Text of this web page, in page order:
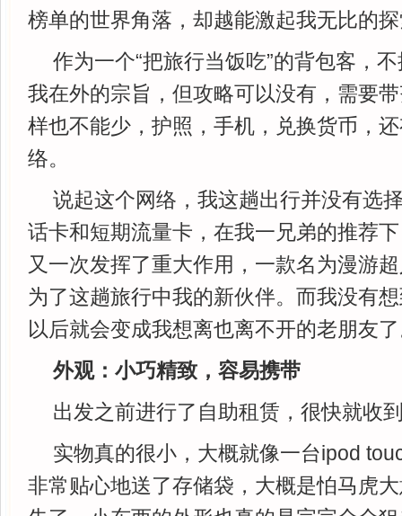
榜单的世界角落，却越能激起我无比的
作为一个“把旅行当饭吃”的背包客，
我在外的宗旨，但攻略可以没有，需要
样也不能少，护照，手机，兑换货币，
络。
说起这个网络，我这趟出行并没有选
话卡和短期流量卡，在我一兄弟的推荐
又一次发挥了重大作用，一款名为漫游
为了这趟旅行中我的新伙伴。而我没有
以后就会变成我想离也离不开的老朋友
外观：小巧精致，容易携带
出发之前进行了自助租赁，很快就收
实物真的很小，大概就像一台ipod
非常贴心地送了存储袋，大概是怕马虎